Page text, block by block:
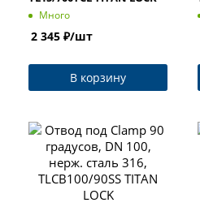
Много
2 345 ₽/шт
В корзину